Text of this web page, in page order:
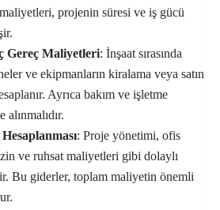
projenin süresi ve iş gücü
Gereç Maliyetleri: İnşaat sırasında
ve ekipmanların kiralama veya satın
Ayrıca bakım ve işletme
: Proje yönetimi, ofis
ve ruhsat maliyetleri gibi dolaylı
Bu giderler, toplam maliyetin önemli